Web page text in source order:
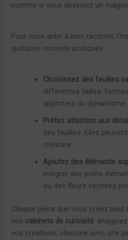
comme si vous deveniez un
Pour vous aider à bien raconter
quelques conseils pratiques :
Choisissez des feuilles
différentes tailles,
apportera du
Prêtez attention aux
des feuilles. Elles
créature.
Ajoutez des éléments
intégrer des petits
ou des fleurs séchées
Chaque pièce que vous créez
vos cabinets de curiosité.
vos créations, chacune avec une